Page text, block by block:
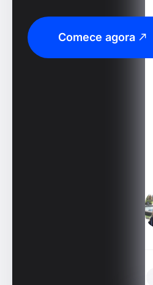
Comece agora